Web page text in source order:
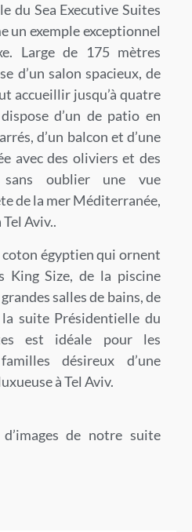
du Sea Executive Suites
un exemple exceptionnel
Large de 175 mètres
d’un salon spacieux, de
accueillir jusqu’à quatre
d’un de patio en
d’un balcon et d’une
avec des oliviers et des
sans oublier une vue
de la mer Méditerranée,
Tel Aviv..
coton égyptien qui ornent
King Size, de la piscine
salles de bains, de
suite Présidentielle du
est idéale pour les
désireux d’une
à Tel Aviv.
de notre suite